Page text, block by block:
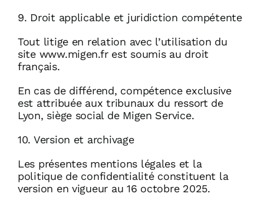
9. Droit applicable et juridiction compétente
Tout litige en relation avec l’utilisation du
site www.migen.fr est soumis au droit
français.
En cas de différend, compétence exclusive
est attribuée aux tribunaux du ressort de
Lyon, siège social de Migen Service.
10. Version et archivage
Les présentes mentions légales et la
politique de confidentialité constituent la
version en vigueur au 16 octobre 2025.